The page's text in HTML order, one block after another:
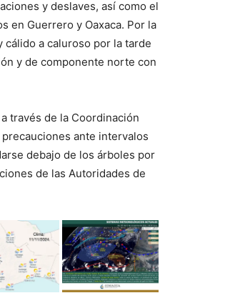
y deslaves, así como el
en Guerrero y Oaxaca. Por la
cálido a caluroso por la tarde
y de componente norte con
través de la Coordinación
ante intervalos
debajo de los árboles por
de las Autoridades de